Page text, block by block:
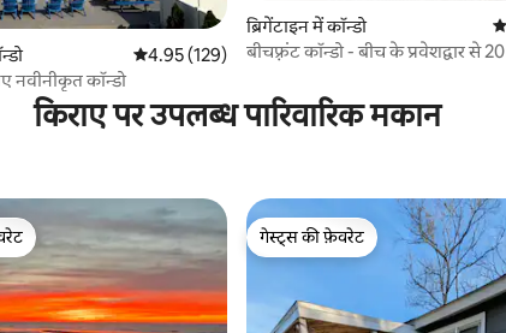
औसत रेटिंग 5 में से 4.95, 129 समीक्षाएँ
4.95 (129)
नवीनीकृत कॉन्डो
ब्रिगेंटाइन में कॉन्डो
बीचफ़्रंट कॉन्डो - बीच के प्रवेशद्वार से
किराए पर उपलब्ध पारिवारिक मकान
गेस्ट्स की फ़ेवरेट
गेस्ट्स की फ़ेवरेट